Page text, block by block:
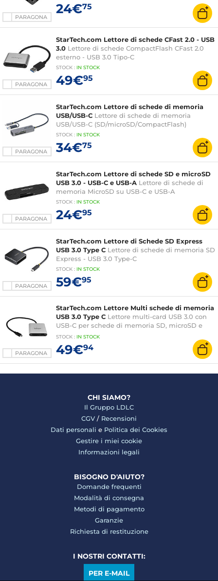
PARAGONA
24€75
PARAGONA
StarTech.com Lettore di schede CFast 2.0 - USB
3.0 Lettore di schede CompactFlash CFast 2.0
esterno - USB 3.0 Tipo-C
STOCK : IN STOCK
49€95
PARAGONA
StarTech.com Lettore di schede di memoria
USB/USB-C Lettore di schede di memoria
USB/USB-C (SD/microSD/CompactFlash)
STOCK : IN STOCK
34€75
PARAGONA
StarTech.com Lettore di schede SD e microSD
USB 3.0 - USB-C e USB-A Lettore di schede di
memoria MicroSD su USB-C e USB-A
STOCK : IN STOCK
24€95
PARAGONA
StarTech.com Lettore di Schede SD Express
USB 3.0 Type C Lettore di schede di memoria SD
Express - USB 3.0 Type-C
STOCK : IN STOCK
59€95
PARAGONA
StarTech.com Lettore Multi schede di memoria
USB 3.0 Type C Lettore multi-card USB 3.0 con
USB-C per schede di memoria SD, microSD e
CompactFlash
STOCK : IN STOCK
49€94
CHI SIAMO?
Il Gruppo LDLC
CGV / Recensioni
Dati personali e Politica dei Cookies
Gestire i miei cookie
Informazioni legali
BISOGNO D'AIUTO?
Domande frequenti
Modalità di consegna
Metodi di pagamento
Garanzie
Richiesta di restituzione
I NOSTRI CONTATTI:
PER E-MAIL